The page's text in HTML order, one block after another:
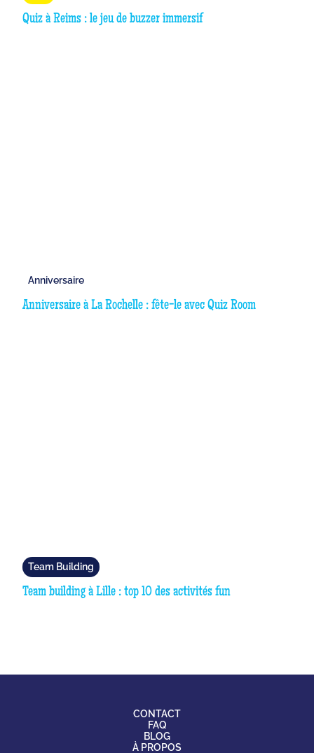
Quiz à Reims : le jeu de buzzer immersif
Anniversaire
Anniversaire à La Rochelle : fête-le avec Quiz Room
Team Building
Team building à Lille : top 10 des activités fun
CONTACT
FAQ
BLOG
À PROPOS